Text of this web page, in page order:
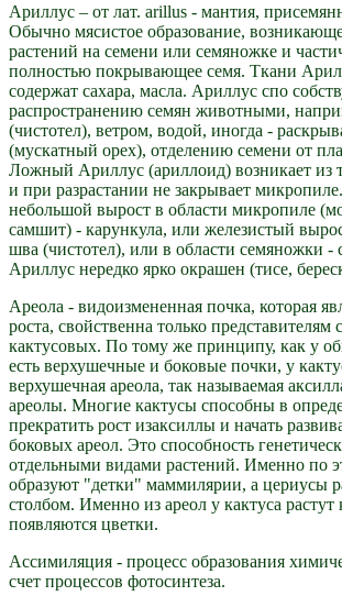
Ариллус – от лат. arillus - мантия,
Обычно мясистое образование,
растений на семени или семяножке и
полностью покрывающее семя. Ткани
содержат сахара, масла. Ариллус спо
распространению семян животными,
(чистотел), ветром, водой, иногда -
(мускатный орех), отделению семени от
Ложный Ариллус (ариллоид) возникает из
и при разрастании не закрывает
небольшой вырост в области микропиле
самшит) - карункула, или железистый
шва (чистотел), или в области семяножки -
Ариллус нередко ярко окрашен (тисе,
Ареола - видоизмененная почка, которая
роста, свойственна только представителям
кактусовых. По тому же принципу, как у
есть верхушечные и боковые почки, у
верхушечная ареола, так называемая
ареолы. Многие кактусы способны в
прекратить рост изаксиллы и начать
боковых ареол. Это способность
отдельными видами растений. Именно по
образуют "детки" маммилярии, а цериусы
столбом. Именно из ареол у кактуса
появляются цветки.
Ассимиляция - процесс образования
счет процессов фотосинтеза.